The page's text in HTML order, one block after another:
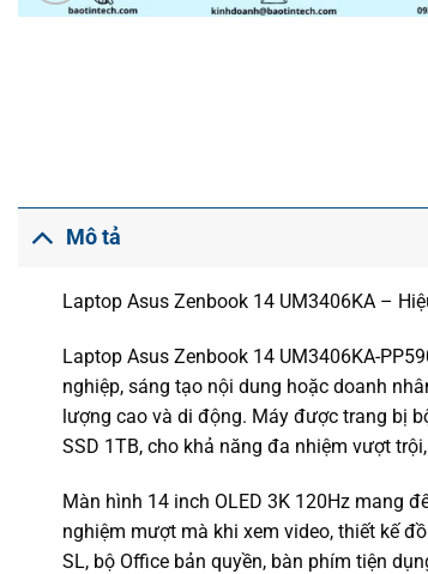
Mô tả
Laptop Asus Zenbook 14 UM3406KA –
Laptop Asus Zenbook 14 UM3406KA-
nghiệp, sáng tạo nội dung hoặc doanh
lượng cao và di động. Máy được trang bị
SSD 1TB, cho khả năng đa nhiệm vượt
Màn hình 14 inch OLED 3K 120Hz mang
nghiệm mượt mà khi xem video, thiết kế
SL, bộ Office bản quyền, bàn phím tiện